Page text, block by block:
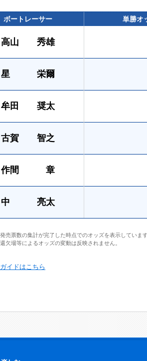
ボートレーサー 単勝オ
高山 秀雄
星 栄爾
牟田 奨太
古賀 智之
作間 章
中 亮太
売票数の集計が完了した時点でのオッズを表示していま
欠場等によるオッズの変動は反映されません。
イドはこちら